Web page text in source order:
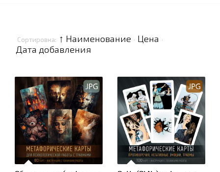
Сортировка: ↑ Наименование · Цена ·
Дата добавления